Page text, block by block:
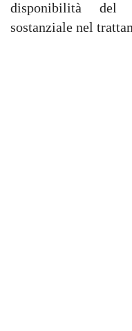
disponibilità del
sostanziale nel